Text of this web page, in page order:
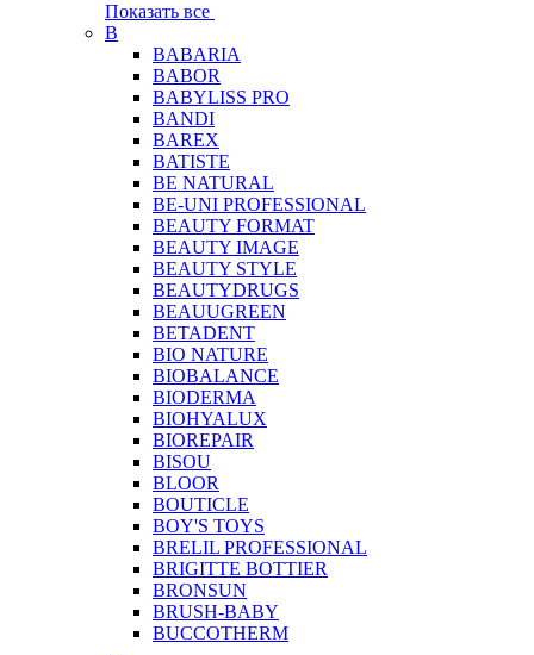
Показать все
B
BABARIA
BABOR
BABYLISS PRO
BANDI
BAREX
BATISTE
BE NATURAL
BE-UNI PROFESSIONAL
BEAUTY FORMAT
BEAUTY IMAGE
BEAUTY STYLE
BEAUTYDRUGS
BEAUUGREEN
BETADENT
BIO NATURE
BIOBALANCE
BIODERMA
BIOHYALUX
BIOREPAIR
BISOU
BLOOR
BOUTICLE
BOY'S TOYS
BRELIL PROFESSIONAL
BRIGITTE BOTTIER
BRONSUN
BRUSH-BABY
BUCCOTHERM